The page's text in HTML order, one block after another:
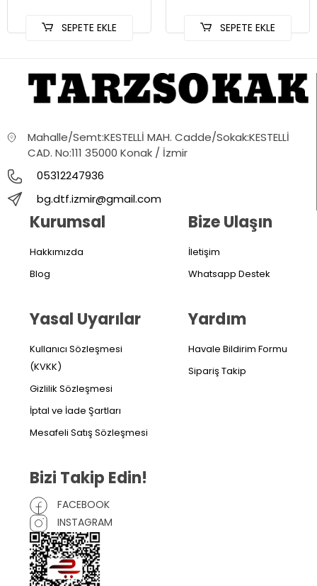
SEPETE EKLE SEPETE EKLE
Mahalle/Semt:KESTELLİ MAH. Cadde/Sokak:KESTELLİ
CAD. No:111 35000 Konak / İzmir
05312247936
bg.dtf.izmir@gmail.com
Kurumsal
Hakkımızda
Blog
Yasal Uyarılar
Kullanıcı Sözleşmesi
(KVKK)
Gizlilik Sözleşmesi
İptal ve İade Şartları
Mesafeli Satış Sözleşmesi
Bize Ulaşın
İletişim
Whatsapp Destek
Yardım
Havale Bildirim Formu
Sipariş Takip
Bizi Takip Edin!
FACEBOOK
INSTAGRAM